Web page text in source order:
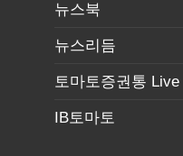
뉴스북
뉴스리듬
토마토증권통 Live
IB토마토